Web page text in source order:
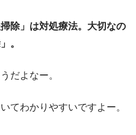
除」は対処療法。大切なの
。
だよなー。
てわかりやすいですよー。